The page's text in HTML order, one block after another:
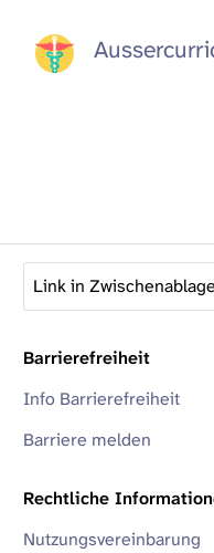
Link in
Barrierefreiheit
Info Barrierefreiheit
Barriere melden
Rechtliche
Nutzungsvereinbarung